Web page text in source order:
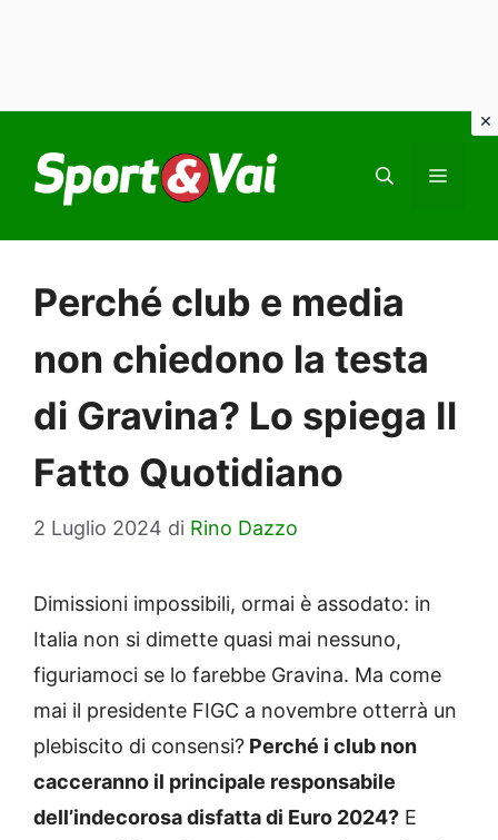
contenuto
Perché club e media
non chiedono la testa
di Gravina? Lo spiega Il
Fatto Quotidiano
2 Luglio 2024 di Rino Dazzo
Dimissioni impossibili, ormai è assodato: in
Italia non si dimette quasi mai nessuno,
figuriamoci se lo farebbe Gravina. Ma come
mai il presidente FIGC a novembre otterrà un
plebiscito di consensi? Perché i club non
cacceranno il principale responsabile
dell’indecorosa disfatta di Euro 2024? E